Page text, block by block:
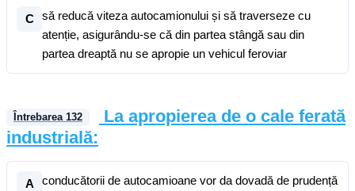
C
să reducă viteza autocamionului și să traverseze cu
atenție, asigurându-se că din partea stângă sau din
partea dreaptă nu se apropie un vehicul feroviar
Întrebarea 132
La apropierea de o cale ferată
industrială:
A
conducătorii de autocamioane vor da dovadă de prudență